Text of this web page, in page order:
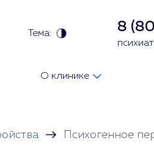
Тема: 8
О клинике
Психогенное